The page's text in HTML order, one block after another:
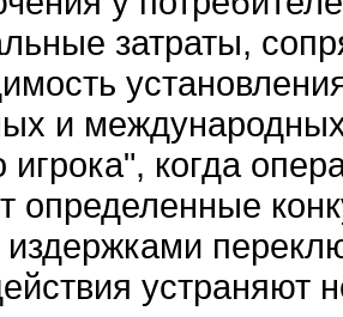
затраты,
и
игрока", когда
определенные
устраняют